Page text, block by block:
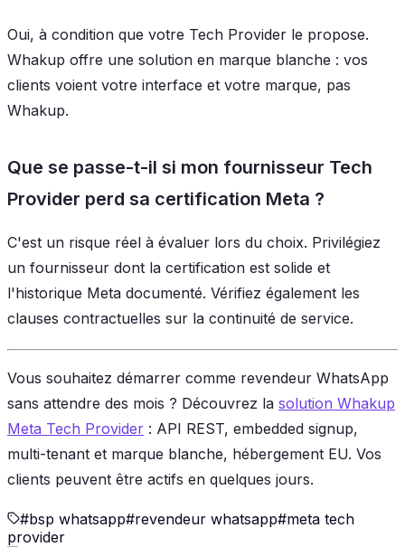
Oui, à condition que votre Tech Provider le propose.
Whakup offre une solution en marque blanche : vos
clients voient votre interface et votre marque, pas
Whakup.
Que se passe-t-il si mon fournisseur Tech
Provider perd sa certification Meta ?
C'est un risque réel à évaluer lors du choix. Privilégiez
un fournisseur dont la certification est solide et
l'historique Meta documenté. Vérifiez également les
clauses contractuelles sur la continuité de service.
Vous souhaitez démarrer comme revendeur WhatsApp
sans attendre des mois ? Découvrez la solution Whakup
Meta Tech Provider : API REST, embedded signup,
multi-tenant et marque blanche, hébergement EU. Vos
clients peuvent être actifs en quelques jours.
#bsp whatsapp#revendeur whatsapp#meta tech
provider